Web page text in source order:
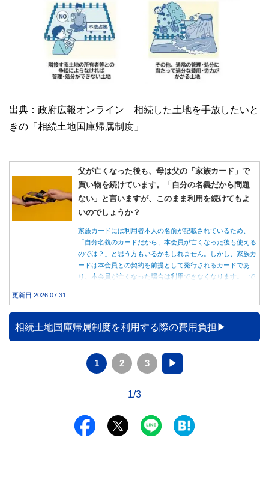
出典：政府広報オンライン 相続した土地を手放したいと
きの「相続土地国庫帰属制度」
父が亡くなった後も、母は父の「家族カード」で
買い物を続けています。「自分の名義だから問題
ない」と言いますが、このまま利用を続けてもよ
いのでしょうか？
家族カードには利用者本人の名前が記載されているため、
「自分名義のカードだから、本会員が亡くなった後も使える
のでは？」と思う方もいるかもしれません。しかし、家族カ
ードは本会員との契約を前提として発行されるカードであ
り、本会員が亡くなった場合は利用できなくなります。 で
族が行うべき手続きについて分かりやすく解説します。
更新日:2026.07.31
相続土地国庫帰属制度を利用する際の費用負担
1 2 3 ▶
1/3